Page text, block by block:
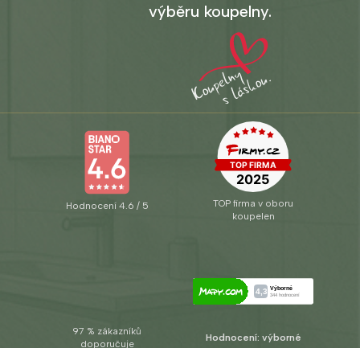
výběru koupelny.
Hodnocení 4.6 / 5
TOP firma v oboru
koupelen
97 % zákazníků
doporučuje
Hodnocení: výborné